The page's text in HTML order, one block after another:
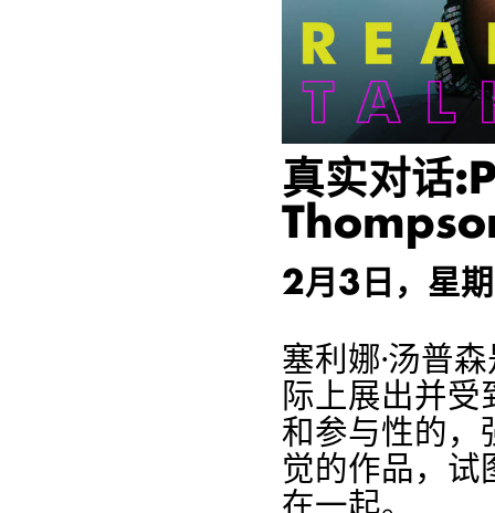
真实对话
2月3日，星
塞利娜·汤普
际上展出并
和参与性的，
觉的作品，试